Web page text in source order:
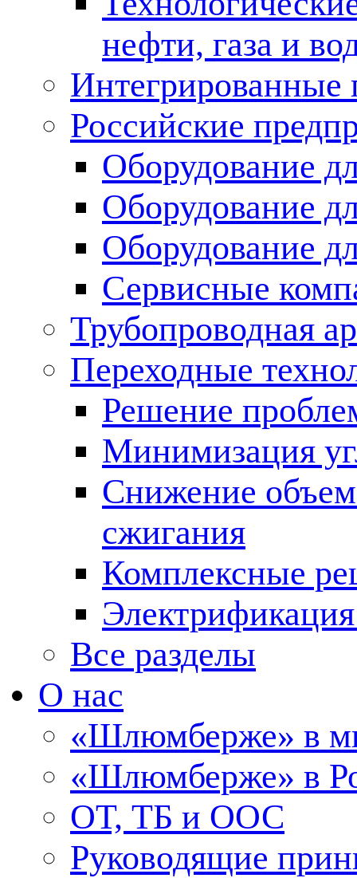
нефти, газа и
Российские
Оборудование
Оборудование
Оборудование
Сервисные
Трубопроводная
Переходные
Решение
Минимизация
Снижение
сжигания
Комплексные
Все разделы
О нас
«Шлюмберже» в
«Шлюмберже» в
ОТ, ТБ и ООС
Руководящие